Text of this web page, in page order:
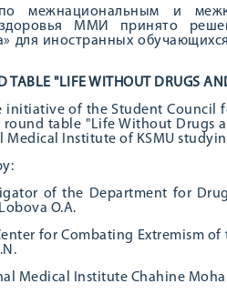
межнациональным и
ММИ принято
для иностранных
TABLE "LIFE WITHOUT DRUGS
initiative of the Student
round table "Life Without Drugs
Institute of KSMU
of the Department for
O.A.
for Combating Extremism
Medical Institute Chahine